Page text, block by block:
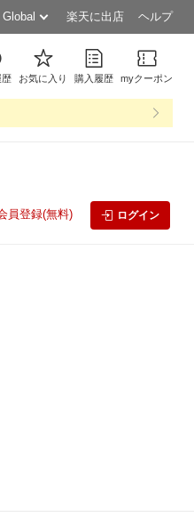
Global 楽天に出店 ヘルプ
歴 お気に入り 購入履歴 myクーポン
員登録(無料) ログイン